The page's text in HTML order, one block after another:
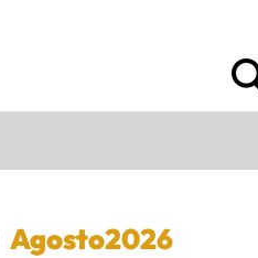
Agosto2026